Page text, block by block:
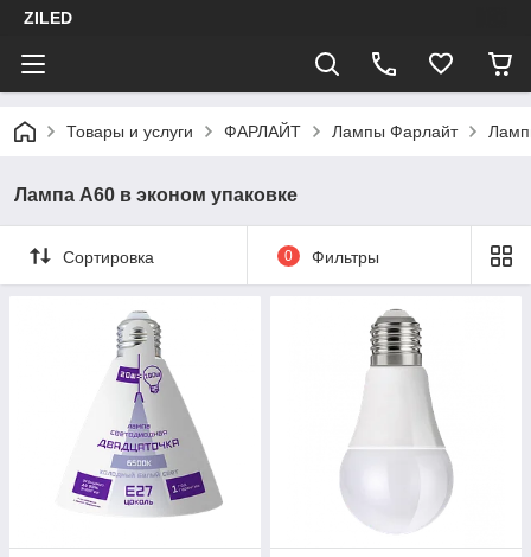
ZILED
Товары и услуги ФАРЛАЙТ Лампы Фарлайт
Лампа А60 в эконом упаковке
Сортировка 0 Фильтры